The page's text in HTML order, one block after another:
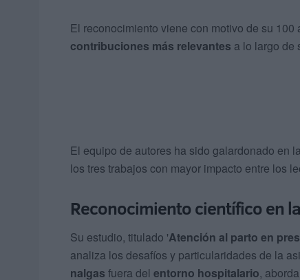
El reconocimiento viene con motivo de su
contribuciones más relevantes a lo largo de
El equipo de autores ha sido galardonado en
los tres trabajos con mayor impacto entre los
Reconocimiento científico en
Su estudio, titulado 'Atención al parto en
analiza los desafíos y particularidades de la
nalgas fuera del entorno hospitalario,